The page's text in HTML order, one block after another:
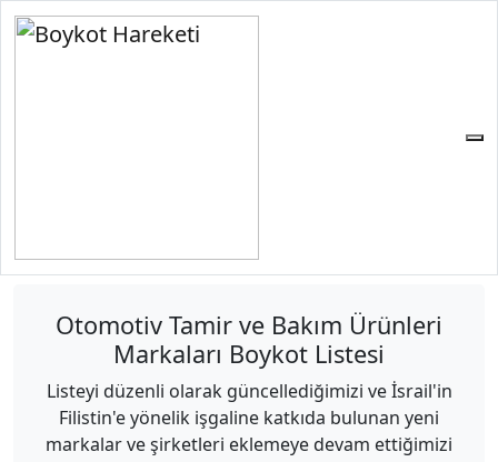
Otomotiv Tamir ve Bakım Ürünleri
Markaları Boykot Listesi
Listeyi düzenli olarak güncellediğimizi ve İsrail'in
Filistin'e yönelik işgaline katkıda bulunan yeni
markalar ve şirketleri eklemeye devam ettiğimizi